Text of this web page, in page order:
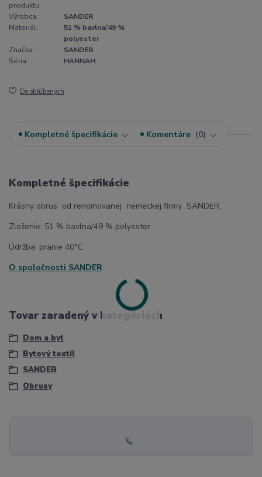
produktu:
Výrobca:
SANDER
Materiál:
51 % bavlna/49 %
polyester
Značka:
SANDER
Séria:
HANNAH
Do obľúbených
Kompletné špecifikácie Komentáre 0
Kompletné špecifikácie
Krásny obrus od renomovanej nemeckej firmy SANDER.
Zloženie: 51 % bavlna/49 % polyester
Údržba: pranie 40°C
O spoločnosti SANDER
Tovar zaradený v kategóriách
Dom a byt
Bytový textil
SANDER
Obrusy